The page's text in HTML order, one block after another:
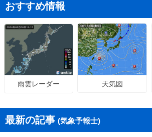
おすすめ情報
雨雲レーダー 天気図
最新の記事 (気象予報士)